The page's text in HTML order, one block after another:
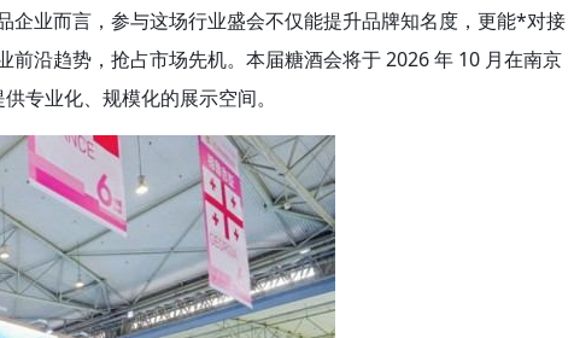
业而言，参与这场行业盛会不仅能提升品牌知名度，更能*对接
沿趋势，抢占市场先机。本届糖酒会将于 2026 年 10 月在南京
专业化、规模化的展示空间。